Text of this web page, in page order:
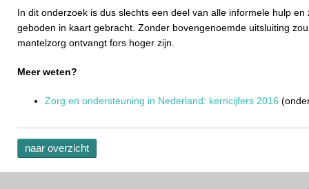
In dit onderzoek is dus slechts een deel van alle informele hulp
geboden in kaart gebracht. Zonder bovengenoemde uitsluiting
mantelzorg ontvangt fors hoger zijn.
Meer weten?
Zorg en ondersteuning in Nederland: kerncijfers 2016
naar overzicht